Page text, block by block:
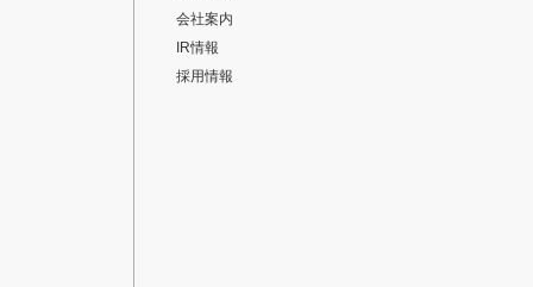
会社案内
IR情報
採用情報